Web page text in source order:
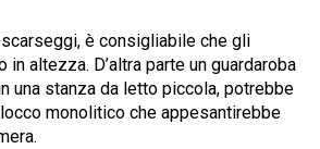
è consigliabile che gli
altezza. D’altra parte un guardaroba
una stanza da letto piccola, potrebbe
monolitico che appesantirebbe